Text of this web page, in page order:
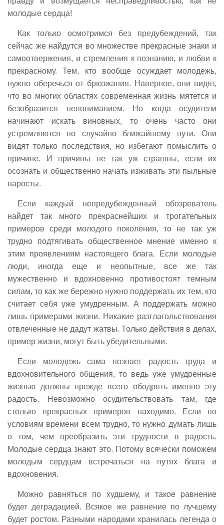
молодые сердца!
Как только осмотримся без предубеждений, так
сейчас же найдутся во множестве прекрасные знаки и
самоотвержения, и стремления к познанию, и любви к
прекрасному. Тем, кто вообще осуждает молодежь,
нужно оберечься от брюзжания. Наверное, они видят,
что во многих областях современная жизнь мятется и
безобразится непониманием. Но когда осудители
начинают искать виновных, то очень часто они
устремляются по случайно ближайшему пути. Они
видят только последствия, но избегают помыслить о
причине. И причины не так уж страшны, если их
осознать и общественно начать изживать эти пыльные
наросты.
Если каждый непредубежденный обозреватель
найдет так много прекраснейших и трогательных
примеров среди молодого поколения, то не так уж
трудно подтягивать общественное мнение именно к
этим проявлениям настоящего блага. Если молодые
люди, иногда еще и неопытные, все же так
мужественно и вдохновенно противостоят темным
силам, то как же бережно нужно поддержать их тем, кто
считает себя уже умудренным. А поддержать можно
лишь примерами жизни. Никакие разглагольствования
отвлеченные не дадут жатвы. Только действия в делах,
пример жизни, могут быть убедительными.
Если молодежь сама познает радость труда и
вдохновительного общения, то ведь уже умудренные
жизнью должны прежде всего ободрять именно эту
радость. Невозможно осудительствовать там, где
столько прекрасных примеров находимо. Если по
условиям времени всем трудно, то нужно думать лишь
о том, чем преобразить эти трудности в радость.
Молодые сердца знают это. Потому всячески поможем
молодым сердцам встречаться на путях блага и
вдохновения.
Можно равняться по худшему, и такое равнение
будет деградацией. Всякое же равнение по лучшему
будет ростом. Разными народами хранилась легенда о